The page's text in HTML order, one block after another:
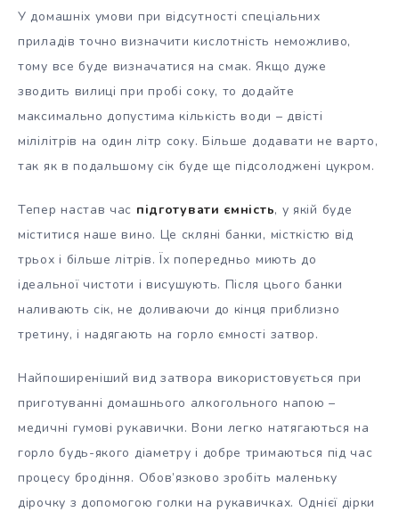
У домашніх умови при відсутності спеціальних
приладів точно визначити кислотність неможливо,
тому все буде визначатися на смак. Якщо дуже
зводить вилиці при пробі соку, то додайте
максимально допустима кількість води – двісті
мілілітрів на один літр соку. Більше додавати не варто,
так як в подальшому сік буде ще підсолоджені цукром.
Тепер настав час підготувати ємність, у якій буде
міститися наше вино. Це скляні банки, місткістю від
трьох і більше літрів. Їх попередньо миють до
ідеальної чистоти і висушують. Після цього банки
наливають сік, не доливаючи до кінця приблизно
третину, і надягають на горло ємності затвор.
Найпоширеніший вид затвора використовується при
приготуванні домашнього алкогольного напою –
медичні гумові рукавички. Вони легко натягаються на
горло будь-якого діаметру і добре тримаються під час
процесу бродіння. Обов’язково зробіть маленьку
дірочку з допомогою голки на рукавичках. Однієї дірки